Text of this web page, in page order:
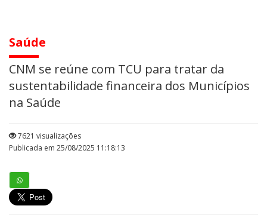
Saúde
CNM se reúne com TCU para tratar da
sustentabilidade financeira dos Municípios
na Saúde
7621 visualizações
Publicada em 25/08/2025 11:18:13